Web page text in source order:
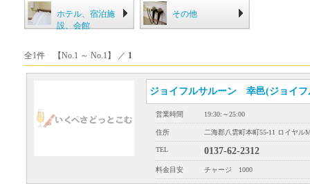
ホテル、宿泊施
設、会館
その他
全1件 【No.1 ～ No.1】 ／ 1
ジョイフルサルーン 幸邑(ジョイ
営業時間 19:30:～25:00
住所 二海郡八雲町本町55-11 ロイヤル
TEL 0137-62-2312
料金目安 チャージ 1000